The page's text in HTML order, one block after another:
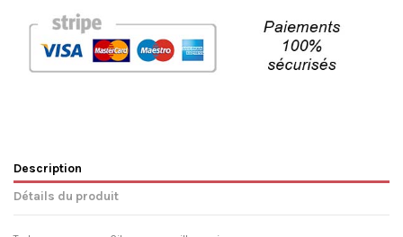
Description
Détails du produit